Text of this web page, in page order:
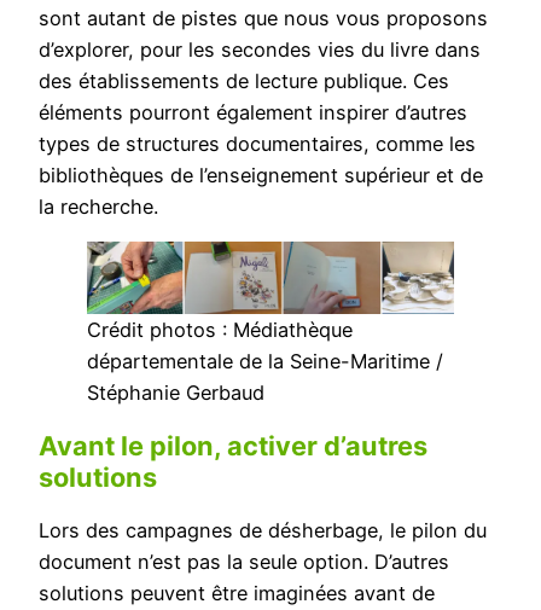
sont autant de pistes que nous vous proposons
d’explorer, pour les secondes vies du livre dans
des établissements de lecture publique. Ces
éléments pourront également inspirer d’autres
types de structures documentaires, comme les
bibliothèques de l’enseignement supérieur et de
la recherche.
Crédit photos : Médiathèque
départementale de la Seine-Maritime /
Stéphanie Gerbaud
Avant le pilon, activer d’autres
solutions
Lors des campagnes de désherbage, le pilon du
document n’est pas la seule option. D’autres
solutions peuvent être imaginées avant de